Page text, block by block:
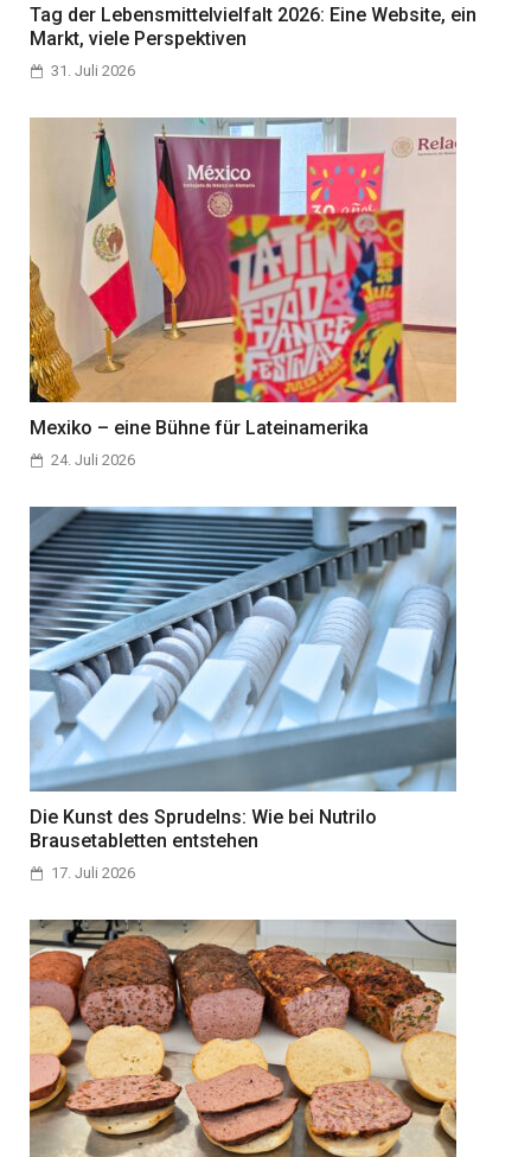
Tag der Lebensmittelvielfalt 2026: Eine Website, ein
Markt, viele Perspektiven
31. Juli 2026
Mexiko – eine Bühne für Lateinamerika
24. Juli 2026
Die Kunst des Sprudelns: Wie bei Nutrilo
Brausetabletten entstehen
17. Juli 2026